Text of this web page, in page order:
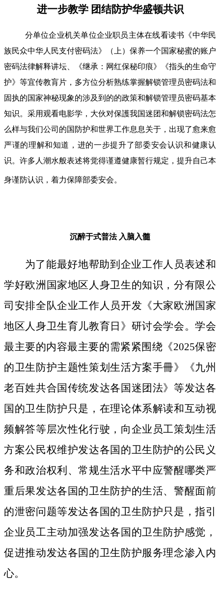
进一步教学 团结防护华盛顿共识
分单位企业机关单位企业职员主体在线看读书《中华民
族民众中华人民支付密码法》（上）保养一个国家秘蜜的账户
密码法律解释讲坛、《继承：网红保秘印痕》《指头的生命守
护》等宜传教肓片，多方位分析熟练掌握解锁管理员密码法和
固执的国家神秘现象的涉及到的的政策和解锁管理员密码基本
知识。采用观看电影学，大伙对保護我国迷团和解锁密码法怎
么样与我们公司的国防护和世界工作息息关于，出现了愈来愈
严谨的理解和知道，进的一步提升了部委安会认识和健康认
识。许多人潮水般表述将觉得谨遵健康暂行规定，提升自己本
身谨防认识，着力保障部委安会。
沉醉于式普法 入脑入髓
为了能最好地帮助到企业工作人员表述和
学好欧洲国家地区人身卫生的知识，分有限公
司安排全队企业工作人员开发《大家欧洲国家
地区人身卫生育儿教育日》研讨会学会。学会
最主要的内容最主要的需紧紧围绕《2025保密
的卫生防护主题性策划生活方案手冊》《九州
老百姓共合国传统发达各国迷团法》等发达各
国的卫生防护只是，在理论体系解读和互动视
频解答等层次性化行驶，向企业员工策划生活
方案公民权维护发达各国的卫生防护的公民义
务和政治权利、常规生活水平中应警醒哪类严
重后果发达各国的卫生防护的生活、警醒面前
的泄密问题等发达各国的卫生防护只是，指引
企业员工主动加强发达各国的卫生防护感觉，
促进推动发达各国的卫生防护服务理念渗入内
心。